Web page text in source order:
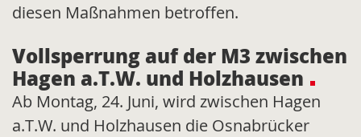
diesen Maßnahmen betroffen.
Vollsperrung auf der M3 zwischen
Hagen a.T.W. und Holzhausen
Ab Montag, 24. Juni, wird zwischen Hagen
a.T.W. und Holzhausen die Osnabrücker